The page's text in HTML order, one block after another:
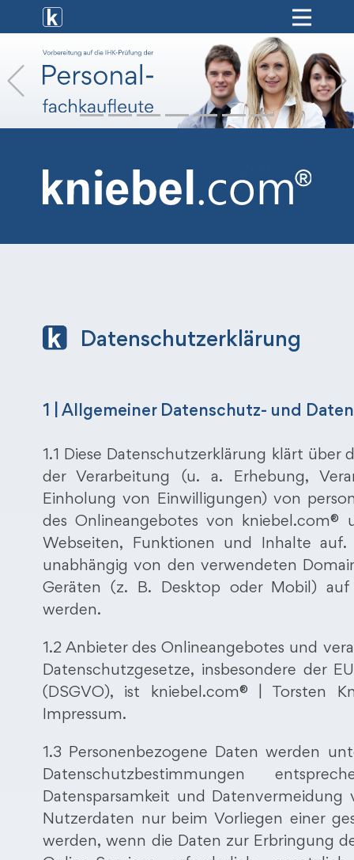
[ weiterbildung ]
[ onlinekurse ]
[ hr-service ]
[ shop ]
Previous
Datenschutzerklärung
1 | Allgemeiner Datenschutz- und
1.1 Diese Datenschutzerklärung klärt
der Verarbeitung (u. a. Erhebung,
Einholung von Einwilligungen) von
des Onlineangebotes von
Webseiten, Funktionen und Inhalte
unabhängig von den verwendeten
Geräten (z. B. Desktop oder Mobil)
werden.
1.2 Anbieter des Onlineangebotes und
Datenschutzgesetze, insbesondere der
(DSGVO), ist kniebel.com® | Torsten
Impressum.
1.3 Personenbezogene Daten werden
Datenschutzbestimmungen
Datensparsamkeit und Datenvermeidung
Nutzerdaten nur beim Vorliegen einer
werden, wenn die Daten zur Erbringung